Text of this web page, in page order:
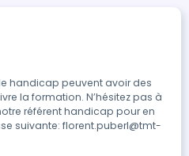
handicap peuvent avoir des
la formation. N’hésitez pas à
référent handicap pour en
suivante: florent.puberl@tmt-